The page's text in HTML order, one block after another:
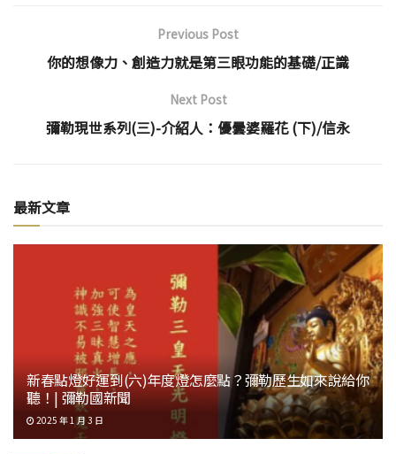
Previous Post
你的想像力、創造力就是第三眼功能的基礎/正識
Next Post
彌勒現世系列(三)-介紹人：優曇婆羅花 (下)/信永
最新文章
新春點燈好運到(六)年度燈怎麼點？彌勒歷生如來說給你
聽！| 彌勒國新聞
2025 年 1 月 3 日